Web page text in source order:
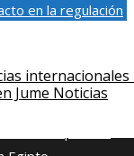
en la regulación
que ampliaron
en la ciencia y
basados en
internacionales
Jume Noticias